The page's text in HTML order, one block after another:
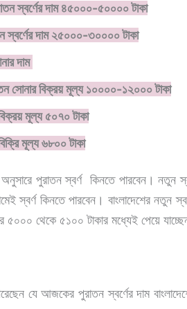
স্বর্ণের দাম ৪৫০০০-৫০০০০ টাকা
দাম ২৫০০০-৩০০০০ টাকা
দাম
সোনার বিক্রয় মূল্য ১০০০০-১২০০০ টাকা
মূল্য ৫০৭০ টাকা
মূল্য ৬৮০০ টাকা
পুরাতন স্বর্ণ কিনতে পারবেন। নতুন
স্বর্ণ কিনতে পারবেন। বাংলাদেশের নতুন
৫০০০ থেকে ৫১০০ টাকার মধ্যেই পেয়ে
যে আজকের পুরাতন স্বর্ণের দাম